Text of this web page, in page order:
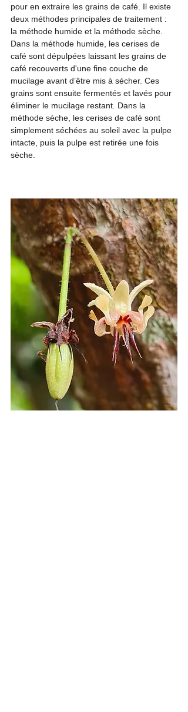
pour en extraire les grains de café. Il existe
deux méthodes principales de traitement :
la méthode humide et la méthode sèche.
Dans la méthode humide, les cerises de
café sont dépulpées laissant les grains de
café recouverts d'une fine couche de
mucilage avant d’être mis à sécher. Ces
grains sont ensuite fermentés et lavés pour
éliminer le mucilage restant. Dans la
méthode sèche, les cerises de café sont
simplement séchées au soleil avec la pulpe
intacte, puis la pulpe est retirée une fois
sèche.